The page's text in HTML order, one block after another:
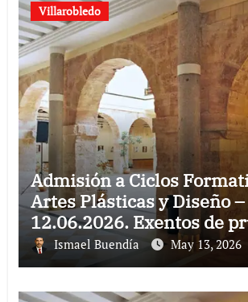
Villarobledo
Admisión a Ciclos
Artes Plásticas y Diseño –
12.06.2026. Exentos de
hasta el 22 de junio.
Ismael Buendía May 13, 2026